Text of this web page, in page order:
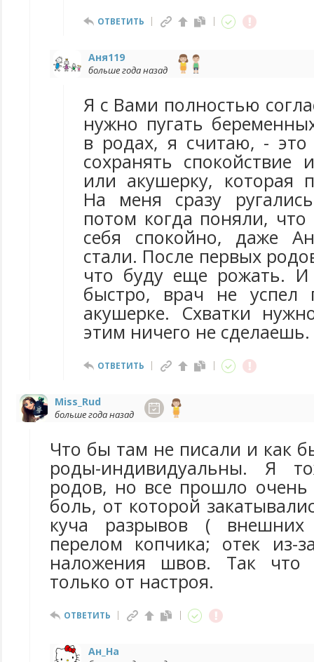
ОТВЕТИТЬ
Аня119
больше года назад
Я с Вами полностью
нужно пугать
в родах, я считаю, -
сохранять спокойствие
или акушерку, которая
На меня сразу
потом когда поняли,
себя спокойно, даже
стали. После первых
что буду еще рожать. И
быстро, врач не успел
акушерке. Схватки
этим ничего не сделаешь.
ОТВЕТИТЬ
Miss_Rud
больше года назад
Что бы там не писали и как
роды-индивидуальны. Я
родов, но все прошло очень
боль, от которой
куча разрывов ( внешних
перелом копчика; отек из-
наложения швов. Так что
только от настроя.
ОТВЕТИТЬ
Ан_На